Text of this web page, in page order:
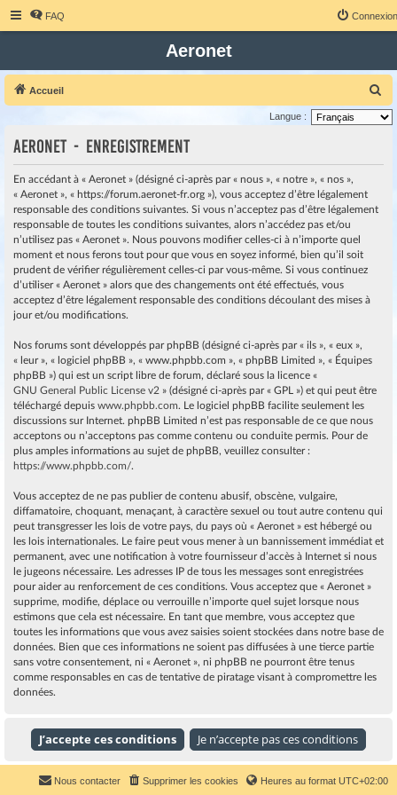
FAQ Connexion
Aeronet
Accueil
e
Langue :
Aeronet - Enregistrement
En accédant à « Aeronet » (désigné ci-après par « nous », « notre », « nos »,
« Aeronet », « https://forum.aeronet-fr.org »), vous acceptez d’être légalement
responsable des conditions suivantes. Si vous n’acceptez pas d’être légalement
responsable de toutes les conditions suivantes, alors n’accédez pas et/ou
n’utilisez pas « Aeronet ». Nous pouvons modifier celles-ci à n’importe quel
moment et nous ferons tout pour que vous en soyez informé, bien qu’il soit
prudent de vérifier régulièrement celles-ci par vous-même. Si vous continuez
d’utiliser « Aeronet » alors que des changements ont été effectués, vous
acceptez d’être légalement responsable des conditions découlant des mises à
jour et/ou modifications.
Nos forums sont développés par phpBB (désigné ci-après par « ils », « eux »,
« leur », « logiciel phpBB », « www.phpbb.com », « phpBB Limited », « Équipes
phpBB ») qui est un script libre de forum, déclaré sous la licence «
GNU General Public License v2 » (désigné ci-après par « GPL ») et qui peut être
téléchargé depuis www.phpbb.com. Le logiciel phpBB facilite seulement les
discussions sur Internet. phpBB Limited n’est pas responsable de ce que nous
acceptons ou n’acceptons pas comme contenu ou conduite permis. Pour de
plus amples informations au sujet de phpBB, veuillez consulter :
https://www.phpbb.com/.
Vous acceptez de ne pas publier de contenu abusif, obscène, vulgaire,
diffamatoire, choquant, menaçant, à caractère sexuel ou tout autre contenu qui
peut transgresser les lois de votre pays, du pays où « Aeronet » est hébergé ou
les lois internationales. Le faire peut vous mener à un bannissement immédiat et
permanent, avec une notification à votre fournisseur d’accès à Internet si nous
le jugeons nécessaire. Les adresses IP de tous les messages sont enregistrées
pour aider au renforcement de ces conditions. Vous acceptez que « Aeronet »
supprime, modifie, déplace ou verrouille n’importe quel sujet lorsque nous
estimons que cela est nécessaire. En tant que membre, vous acceptez que
toutes les informations que vous avez saisies soient stockées dans notre base de
données. Bien que ces informations ne soient pas diffusées à une tierce partie
sans votre consentement, ni « Aeronet », ni phpBB ne pourront être tenus
comme responsables en cas de tentative de piratage visant à compromettre les
données.
Heures au format UTC+02:00
Supprimer les cookies
Nous contacter